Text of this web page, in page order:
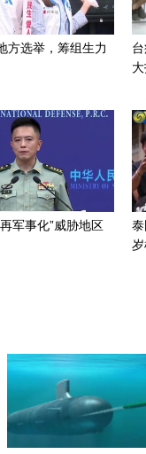
方选举，筹组生力
军事化”威胁地区